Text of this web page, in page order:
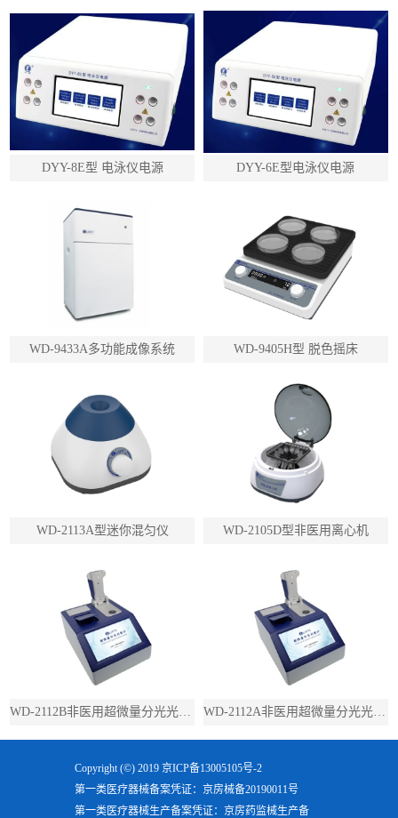
DYY-8E型 电泳仪电源 DYY-6E型电泳仪电源
WD-9433A多功能成像系统 WD-9405H型 脱色摇床
WD-2113A型迷你混匀仪 WD-2105D型非医用离心机
WD-2112B非医用超微量分光光度计（带荧光） WD-2112A非医用超微量分光光度计（不带荧光）
Copyright (©) 2019 京ICP备13005105号-2
第一类医疗器械备案凭证：京房械备20190011号
第一类医疗器械生产备案凭证：京房药监械生产备